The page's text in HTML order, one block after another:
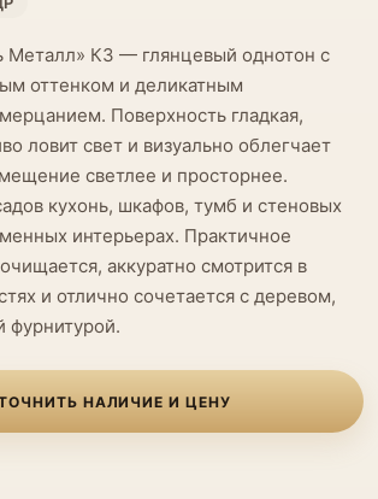
Металл» К3 — глянцевый однотон с
оттенком и деликатным
Поверхность гладкая,
ловит свет и визуально облегчает
светлее и просторнее.
кухонь, шкафов, тумб и стеновых
интерьерах. Практичное
аккуратно смотрится в
и отлично сочетается с деревом,
фурнитурой.
НАЛИЧИЕ И ЦЕНУ